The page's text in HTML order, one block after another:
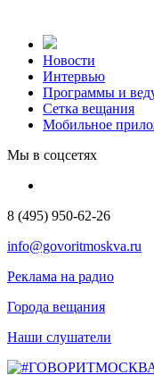
Новости
Интервью
Программы и
Сетка вещания
Мобильное
Мы в соцсетях
8 (495) 950-62-26
info@govoritmoskva.ru
Реклама на радио
Города вещания
Наши слушатели